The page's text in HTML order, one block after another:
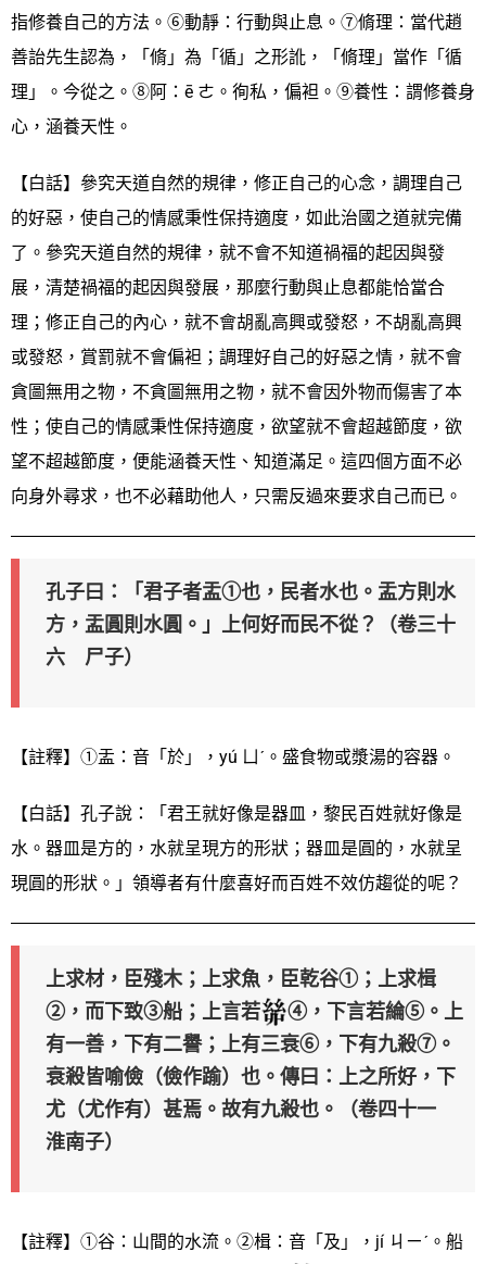
指修養自己的方法。⑥動靜：行動與止息。⑦脩理：當代趙
善詒先生認為，「脩」為「循」之形訛，「脩理」當作「循
理」。今從之。⑧阿：ē ㄜ。徇私，偏袒。⑨養性：謂修養身
心，涵養天性。
【白話】參究天道自然的規律，修正自己的心念，調理自己
的好惡，使自己的情感秉性保持適度，如此治國之道就完備
了。參究天道自然的規律，就不會不知道禍福的起因與發
展，清楚禍福的起因與發展，那麼行動與止息都能恰當合
理；修正自己的內心，就不會胡亂高興或發怒，不胡亂高興
或發怒，賞罰就不會偏袒；調理好自己的好惡之情，就不會
貪圖無用之物，不貪圖無用之物，就不會因外物而傷害了本
性；使自己的情感秉性保持適度，欲望就不會超越節度，欲
望不超越節度，便能涵養天性、知道滿足。這四個方面不必
向身外尋求，也不必藉助他人，只需反過來要求自己而已。
孔子曰：「君子者盂①也，民者水也。盂方則水
方，盂圓則水圓。」上何好而民不從？（卷三十
六 尸子）
【註釋】①盂：音「於」，yú ㄩˊ。盛食物或漿湯的容器。
【白話】孔子說：「君王就好像是器皿，黎民百姓就好像是
水。器皿是方的，水就呈現方的形狀；器皿是圓的，水就呈
現圓的形狀。」領導者有什麼喜好而百姓不效仿趨從的呢？
上求材，臣殘木；上求魚，臣乾谷①；上求楫
②，而下致③船；上言若
④，下言若綸⑤。上
有一善，下有二譽；上有三衰⑥，下有九殺⑦。
衰殺皆喻儉（儉作踰）也。傳曰：上之所好，下
尤（尤作有）甚焉。故有九殺也。
（卷四十一
淮南子）
【註釋】①谷：山間的水流。②楫：音「及」，jí ㄐㄧˊ。船